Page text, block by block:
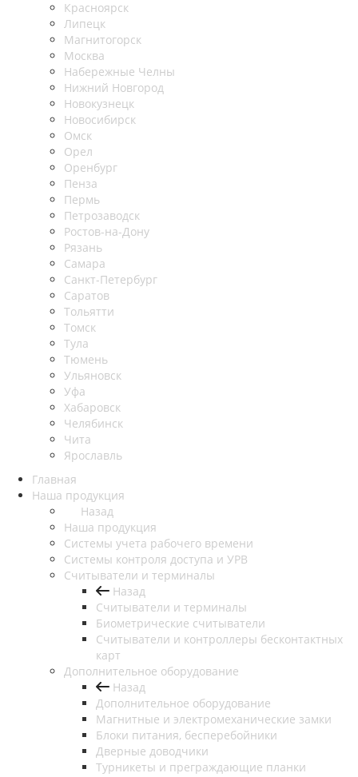
Красноярск
Липецк
Магнитогорск
Москва
Набережные Челны
Нижний Новгород
Новокузнецк
Новосибирск
Омск
Орел
Оренбург
Пенза
Пермь
Петрозаводск
Ростов-на-Дону
Рязань
Самара
Санкт-Петербург
Саратов
Тольятти
Томск
Тула
Тюмень
Ульяновск
Уфа
Хабаровск
Челябинск
Чита
Ярославль
Главная
Наша продукция
Назад
Наша продукция
Cистемы учета рабочего времени
Системы контроля доступа и УРВ
Считыватели и терминалы
Назад
Считыватели и терминалы
Биометрические считыватели
Считыватели и контроллеры бесконтактных
карт
Дополнительное оборудование
Назад
Дополнительное оборудование
Магнитные и электромеханические замки
Блоки питания, бесперебойники
Дверные доводчики
Турникеты и преграждающие планки